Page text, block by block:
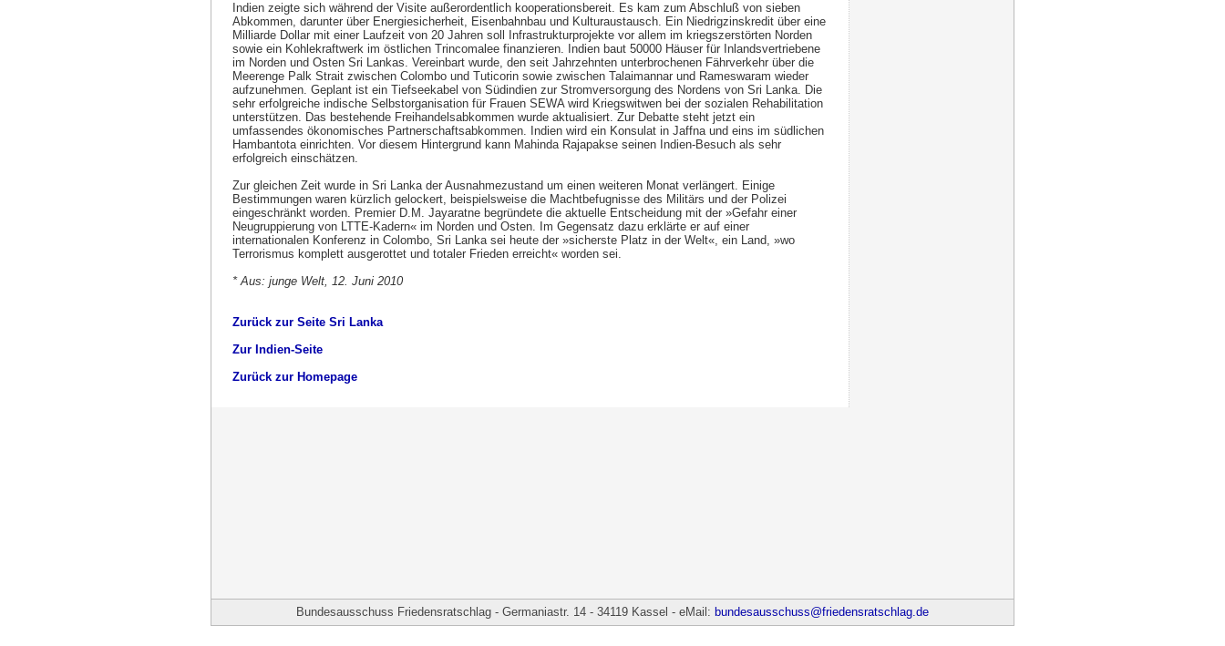
Indien zeigte sich während der Visite außerordentlich kooperationsbereit. Es kam zum Abschluß von sieben
Abkommen, darunter über Energiesicherheit, Eisenbahnbau und Kulturaustausch. Ein Niedrigzinskredit über eine
Milliarde Dollar mit einer Laufzeit von 20 Jahren soll Infrastrukturprojekte vor allem im kriegszerstörten Norden
sowie ein Kohlekraftwerk im östlichen Trincomalee finanzieren. Indien baut 50000 Häuser für Inlandsvertriebene
im Norden und Osten Sri Lankas. Vereinbart wurde, den seit Jahrzehnten unterbrochenen Fährverkehr über die
Meerenge Palk Strait zwischen Colombo und Tuticorin sowie zwischen Talaimannar und Rameswaram wieder
aufzunehmen. Geplant ist ein Tiefseekabel von Südindien zur Stromversorgung des Nordens von Sri Lanka. Die
sehr erfolgreiche indische Selbstorganisation für Frauen SEWA wird Kriegswitwen bei der sozialen Rehabilitation
unterstützen. Das bestehende Freihandelsabkommen wurde aktualisiert. Zur Debatte steht jetzt ein
umfassendes ökonomisches Partnerschaftsabkommen. Indien wird ein Konsulat in Jaffna und eins im südlichen
Hambantota einrichten. Vor diesem Hintergrund kann Mahinda Rajapakse seinen Indien-Besuch als sehr
erfolgreich einschätzen.
Zur gleichen Zeit wurde in Sri Lanka der Ausnahmezustand um einen weiteren Monat verlängert. Einige
Bestimmungen waren kürzlich gelockert, beispielsweise die Machtbefugnisse des Militärs und der Polizei
eingeschränkt worden. Premier D.M. Jayaratne begründete die aktuelle Entscheidung mit der »Gefahr einer
Neugruppierung von LTTE-Kadern« im Norden und Osten. Im Gegensatz dazu erklärte er auf einer
internationalen Konferenz in Colombo, Sri Lanka sei heute der »sicherste Platz in der Welt«, ein Land, »wo
Terrorismus komplett ausgerottet und totaler Frieden erreicht« worden sei.
* Aus: junge Welt, 12. Juni 2010
Zurück zur Seite Sri Lanka
Zur Indien-Seite
Zurück zur Homepage
Bundesausschuss Friedensratschlag - Germaniastr. 14 - 34119 Kassel - eMail: bundesausschuss@friedensratschlag.de